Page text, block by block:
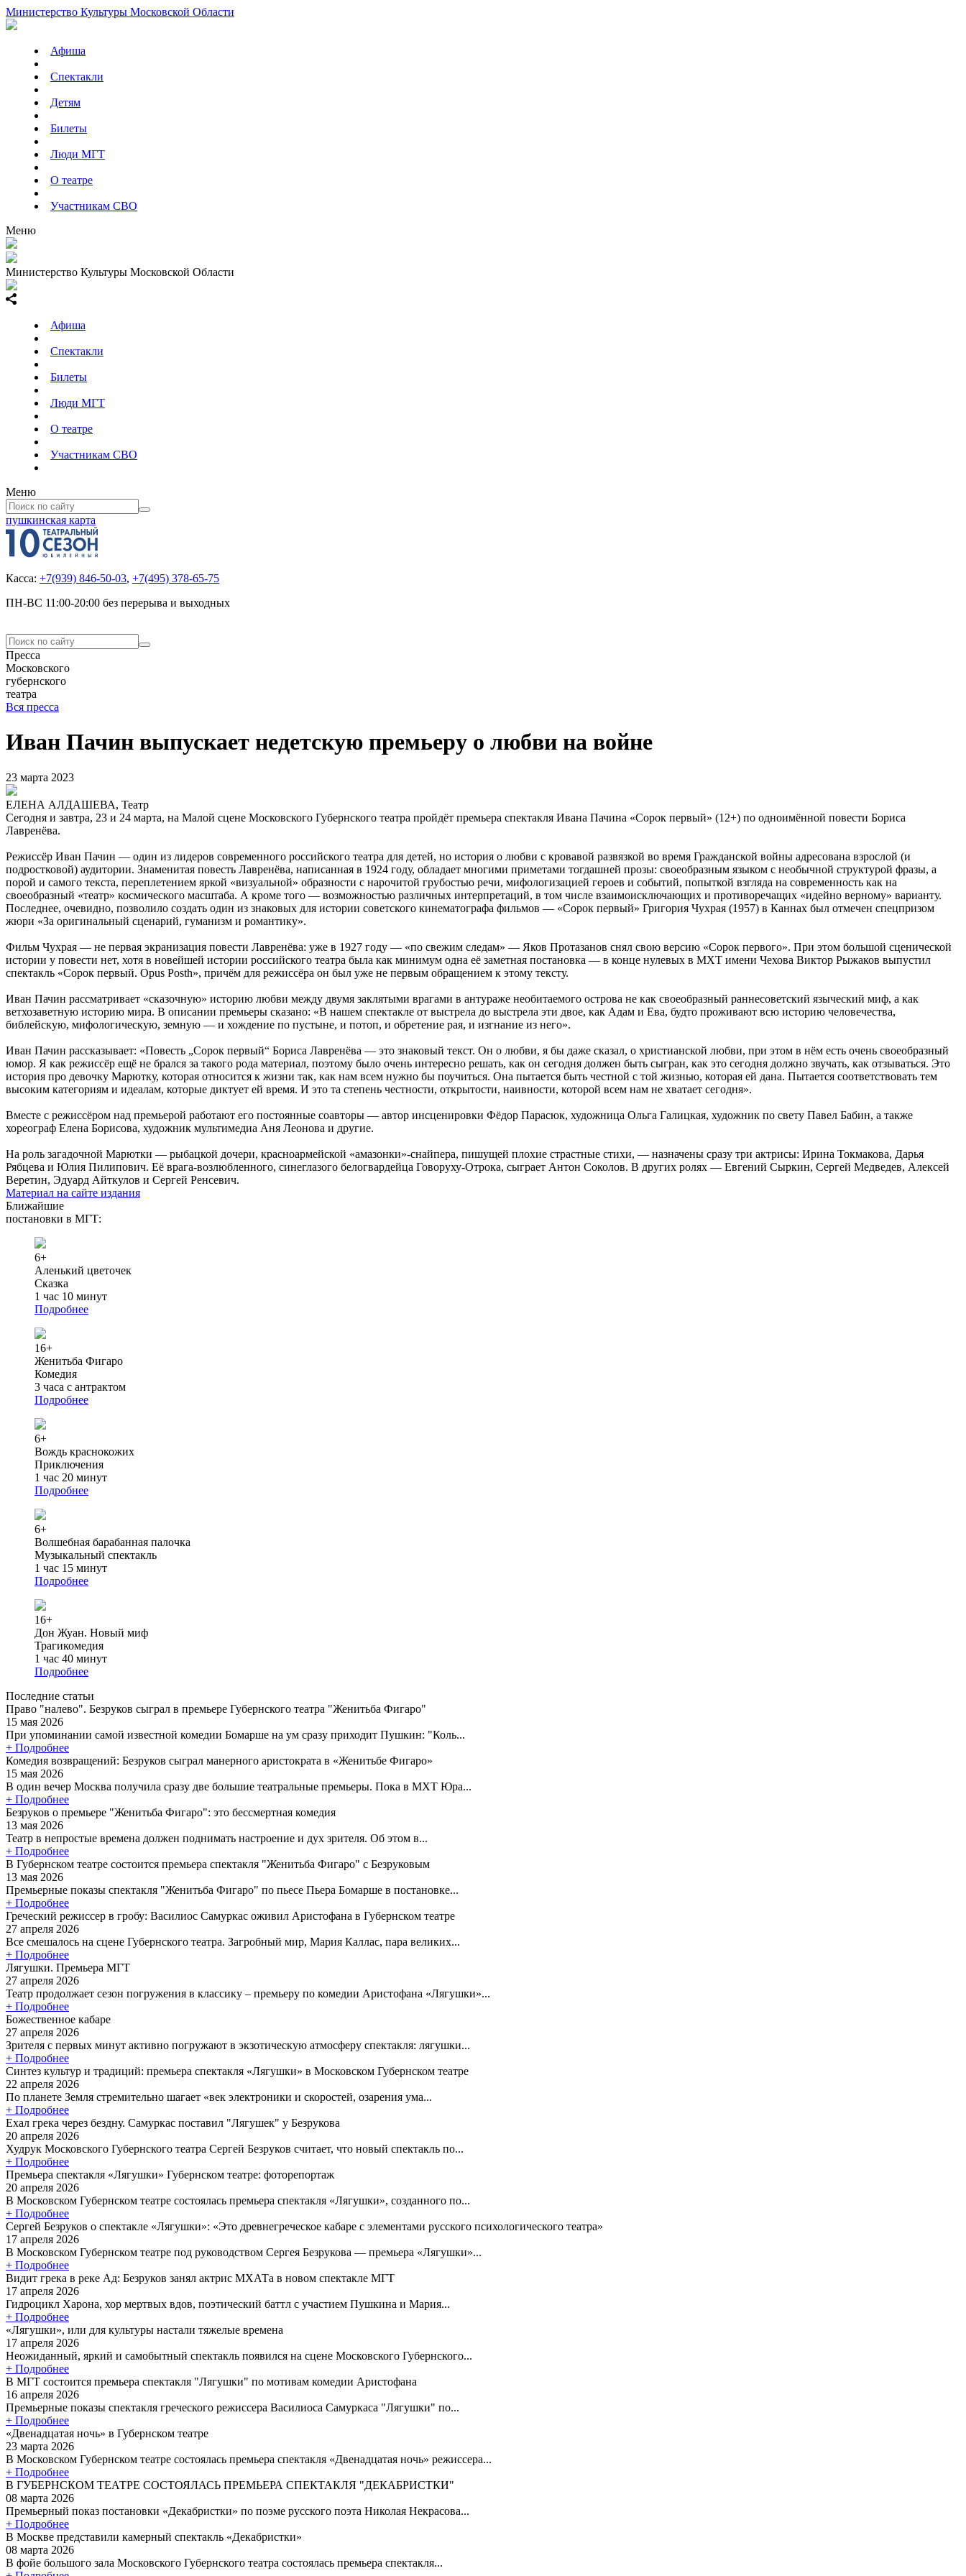
Министерство Культуры Московской Области
Афиша
Спектакли
Детям
Билеты
Люди МГТ
О театре
Участникам СВО
Меню
Министерство Культуры Московской Области
Афиша
Спектакли
Билеты
Люди МГТ
О театре
Участникам СВО
Меню
пушкинская карта
Касса: +7(939) 846-50-03, +7(495) 378-65-75
ПН-ВС 11:00-20:00 без перерыва и выходных
Пресса
Московского
губернского
театра
Вся пресса
Иван Пачин выпускает недетскую премьеру о любви на войне
23 марта 2023
ЕЛЕНА АЛДАШЕВА, Театр
Сегодня и завтра, 23 и 24 марта, на Малой сцене Московского Губернского театра пройдёт премьера спектакля Ивана Пачина «Сорок первый» (12+) по одноимённой повести Бориса
Лавренёва.
Режиссёр Иван Пачин — один из лидеров современного российского театра для детей, но история о любви с кровавой развязкой во время Гражданской войны адресована взрослой (и
подростковой) аудитории. Знаменитая повесть Лавренёва, написанная в 1924 году, обладает многими приметами тогдашней прозы: своеобразным языком с необычной структурой фразы, а
порой и самого текста, переплетением яркой «визуальной» образности с нарочитой грубостью речи, мифологизацией героев и событий, попыткой взгляда на современность как на
своеобразный «театр» космического масштаба. А кроме того — возможностью различных интерпретаций, в том числе взаимоисключающих и противоречащих «идейно верному» варианту.
Последнее, очевидно, позволило создать один из знаковых для истории советского кинематографа фильмов — «Сорок первый» Григория Чухрая (1957) в Каннах был отмечен спецпризом
жюри «За оригинальный сценарий, гуманизм и романтику».
Фильм Чухрая — не первая экранизация повести Лавренёва: уже в 1927 году — «по свежим следам» — Яков Протазанов снял свою версию «Сорок первого». При этом большой сценической
истории у повести нет, хотя в новейшей истории российского театра была как минимум одна её заметная постановка — в конце нулевых в МХТ имени Чехова Виктор Рыжаков выпустил
спектакль «Сорок первый. Opus Posth», причём для режиссёра он был уже не первым обращением к этому тексту.
Иван Пачин рассматривает «сказочную» историю любви между двумя заклятыми врагами в антураже необитаемого острова не как своеобразный раннесоветский языческий миф, а как
ветхозаветную историю мира. В описании премьеры сказано: «В нашем спектакле от выстрела до выстрела эти двое, как Адам и Ева, будто проживают всю историю человечества,
библейскую, мифологическую, земную — и хождение по пустыне, и потоп, и обретение рая, и изгнание из него».
Иван Пачин рассказывает: «Повесть „Сорок первый“ Бориса Лавренёва — это знаковый текст. Он о любви, я бы даже сказал, о христианской любви, при этом в нём есть очень своеобразный
юмор. Я как режиссёр ещё не брался за такого рода материал, поэтому было очень интересно решать, как он сегодня должен быть сыгран, как это сегодня должно звучать, как отзываться. Это
история про девочку Марютку, которая относится к жизни так, как нам всем нужно бы поучиться. Она пытается быть честной с той жизнью, которая ей дана. Пытается соответствовать тем
высоким категориям и идеалам, которые диктует ей время. И это та степень честности, открытости, наивности, которой всем нам не хватает сегодня».
Вместе с режиссёром над премьерой работают его постоянные соавторы — автор инсценировки Фёдор Парасюк, художница Ольга Галицкая, художник по свету Павел Бабин, а также
хореограф Елена Борисова, художник мультимедиа Аня Леонова и другие.
На роль загадочной Марютки — рыбацкой дочери, красноармейской «амазонки»-снайпера, пишущей плохие страстные стихи, — назначены сразу три актрисы: Ирина Токмакова, Дарья
Рябцева и Юлия Пилипович. Её врага-возлюбленного, синеглазого белогвардейца Говоруху-Отрока, сыграет Антон Соколов. В других ролях — Евгений Сыркин, Сергей Медведев, Алексей
Веретин, Эдуард Айткулов и Сергей Ренсевич.
Материал на сайте издания
Ближайшие
постановки в МГТ:
6+
Аленький цветочек
Сказка
1 час 10 минут
Подробнее
16+
Женитьба Фигаро
Комедия
3 часа с антрактом
Подробнее
6+
Вождь краснокожих
Приключения
1 час 20 минут
Подробнее
6+
Волшебная барабанная палочка
Музыкальный спектакль
1 час 15 минут
Подробнее
16+
Дон Жуан. Новый миф
Трагикомедия
1 час 40 минут
Подробнее
Последние статьи
Право "налево". Безруков сыграл в премьере Губернского театра "Женитьба Фигаро"
15 мая 2026
При упоминании самой известной комедии Бомарше на ум сразу приходит Пушкин: "Коль...
+ Подробнее
Комедия возвращений: Безруков сыграл манерного аристократа в «Женитьбе Фигаро»
15 мая 2026
В один вечер Москва получила сразу две большие театральные премьеры. Пока в МХТ Юра...
+ Подробнее
Безруков о премьере "Женитьба Фигаро": это бессмертная комедия
13 мая 2026
Театр в непростые времена должен поднимать настроение и дух зрителя. Об этом в...
+ Подробнее
В Губернском театре состоится премьера спектакля "Женитьба Фигаро" с Безруковым
13 мая 2026
Премьерные показы спектакля "Женитьба Фигаро" по пьесе Пьера Бомарше в постановке...
+ Подробнее
Греческий режиссер в гробу: Василиос Самуркас оживил Аристофана в Губернском театре
27 апреля 2026
Все смешалось на сцене Губернского театра. Загробный мир, Мария Каллас, пара великих...
+ Подробнее
Лягушки. Премьера МГТ
27 апреля 2026
Театр продолжает сезон погружения в классику – премьеру по комедии Аристофана «Лягушки»...
+ Подробнее
Божественное кабаре
27 апреля 2026
Зрителя с первых минут активно погружают в экзотическую атмосферу спектакля: лягушки...
+ Подробнее
Синтез культур и традиций: премьера спектакля «Лягушки» в Московском Губернском театре
22 апреля 2026
По планете Земля стремительно шагает «век электроники и скоростей, озарения ума...
+ Подробнее
Ехал грека через бездну. Самуркас поставил "Лягушек" у Безрукова
20 апреля 2026
Худрук Московского Губернского театра Сергей Безруков считает, что новый спектакль по...
+ Подробнее
Премьера спектакля «Лягушки» Губернском театре: фоторепортаж
20 апреля 2026
В Московском Губернском театре состоялась премьера спектакля «Лягушки», созданного по...
+ Подробнее
Сергей Безруков о спектакле «Лягушки»: «Это древнегреческое кабаре с элементами русского психологического театра»
17 апреля 2026
В Московском Губернском театре под руководством Сергея Безрукова — премьера «Лягушки»...
+ Подробнее
Видит грека в реке Ад: Безруков занял актрис МХАТа в новом спектакле МГТ
17 апреля 2026
Гидроцикл Харона, хор мертвых вдов, поэтический баттл с участием Пушкина и Мария...
+ Подробнее
«Лягушки», или для культуры настали тяжелые времена
17 апреля 2026
Неожиданный, яркий и самобытный спектакль появился на сцене Московского Губернского...
+ Подробнее
В МГТ состоится премьера спектакля "Лягушки" по мотивам комедии Аристофана
16 апреля 2026
Премьерные показы спектакля греческого режиссера Василиоса Самуркаса "Лягушки" по...
+ Подробнее
«Двенадцатая ночь» в Губернском театре
23 марта 2026
В Московском Губернском театре состоялась премьера спектакля «Двенадцатая ночь» режиссера...
+ Подробнее
В ГУБЕРНСКОМ ТЕАТРЕ СОСТОЯЛАСЬ ПРЕМЬЕРА СПЕКТАКЛЯ "ДЕКАБРИСТКИ"
08 марта 2026
Премьерный показ постановки «Декабристки» по поэме русского поэта Николая Некрасова...
+ Подробнее
В Москве представили камерный спектакль «Декабристки»
08 марта 2026
В фойе большого зала Московского Губернского театра состоялась премьера спектакля...